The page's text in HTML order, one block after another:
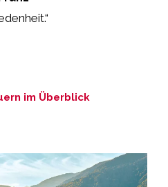
im Überblick